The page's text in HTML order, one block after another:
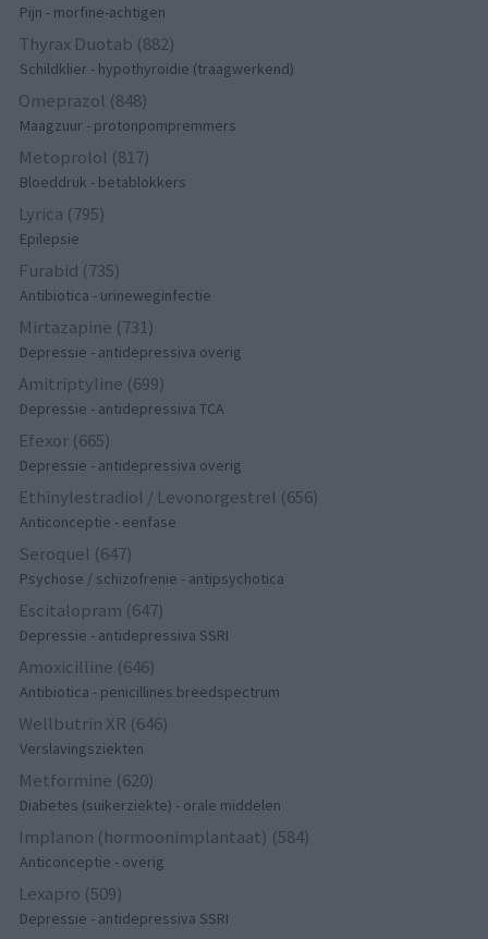
Pijn - morfine-achtigen
Thyrax Duotab (882)
Schildklier - hypothyroidie (traagwerkend)
Omeprazol (848)
Maagzuur - protonpompremmers
Metoprolol (817)
Bloeddruk - betablokkers
Lyrica (795)
Epilepsie
Furabid (735)
Antibiotica - urineweginfectie
Mirtazapine (731)
Depressie - antidepressiva overig
Amitriptyline (699)
Depressie - antidepressiva TCA
Efexor (665)
Depressie - antidepressiva overig
Ethinylestradiol / Levonorgestrel (656)
Anticonceptie - eenfase
Seroquel (647)
Psychose / schizofrenie - antipsychotica
Escitalopram (647)
Depressie - antidepressiva SSRI
Amoxicilline (646)
Antibiotica - penicillines breedspectrum
Wellbutrin XR (646)
Verslavingsziekten
Metformine (620)
Diabetes (suikerziekte) - orale middelen
Implanon (hormoonimplantaat) (584)
Anticonceptie - overig
Lexapro (509)
Depressie - antidepressiva SSRI